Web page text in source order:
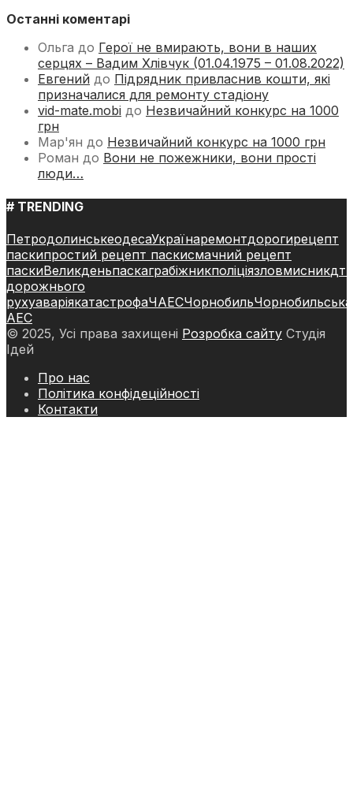
Останні коментарі
Ольга до Герої не вмирають, вони в наших
серцях – Вадим Хлівчук (01.04.1975 – 01.08.2022)
Евгений до Підрядник привласнив кошти, які
призначалися для ремонту стадіону
vid-mate.mobi до Незвичайний конкурс на 1000
грн
Мар'ян до Незвичайний конкурс на 1000 грн
Роман до Вони не пожежники, вони прості
люди…
# TRENDING
ПетродолинськеодесаУкраїнаремонтдорогирецепт
паскипростий рецепт паскисмачний рецепт
паскиВеликденьпаскаграбіжникполіціязловмисникдтп
дорожнього
рухуаваріякатастрофаЧАЕСЧорнобильЧорнобильська
АЕС
© 2025, Усі права захищені Розробка сайту Студія
Ідей
Про нас
Політика конфідеційності
Контакти